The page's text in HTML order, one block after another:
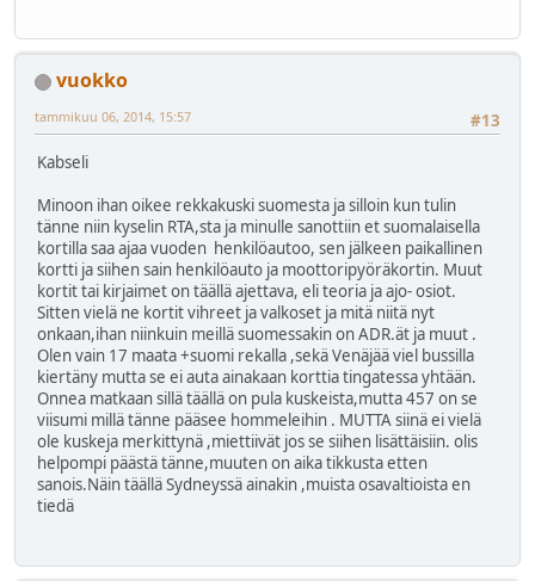
vuokko
#13
tammikuu 06, 2014, 15:57
Kabseli
Minoon ihan oikee rekkakuski suomesta ja silloin kun tulin
tänne niin kyselin RTA,sta ja minulle sanottiin et suomalaisella
kortilla saa ajaa vuoden henkilöautoo, sen jälkeen paikallinen
kortti ja siihen sain henkilöauto ja moottoripyöräkortin. Muut
kortit tai kirjaimet on täällä ajettava, eli teoria ja ajo- osiot.
Sitten vielä ne kortit vihreet ja valkoset ja mitä niitä nyt
onkaan,ihan niinkuin meillä suomessakin on ADR.ät ja muut .
Olen vain 17 maata +suomi rekalla ,sekä Venäjää viel bussilla
kiertäny mutta se ei auta ainakaan korttia tingatessa yhtään.
Onnea matkaan sillä täällä on pula kuskeista,mutta 457 on se
viisumi millä tänne pääsee hommeleihin . MUTTA siinä ei vielä
ole kuskeja merkittynä ,miettiivät jos se siihen lisättäisiin. olis
helpompi päästä tänne,muuten on aika tikkusta etten
sanois.Näin täällä Sydneyssä ainakin ,muista osavaltioista en
tiedä